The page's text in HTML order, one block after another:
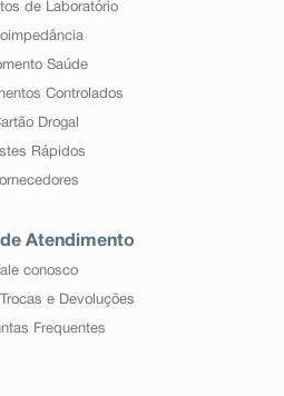
de Laboratório
Saúde
Controlados
Drogal
Rápidos
Atendimento
conosco
e Devoluções
Frequentes